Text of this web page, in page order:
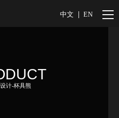
中文 EN
计-杯具熊